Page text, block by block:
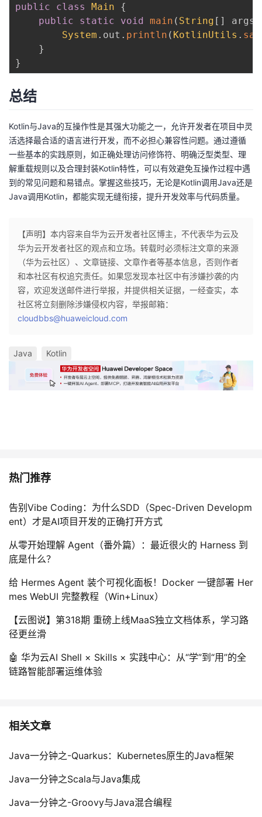
public
class Main
{
public
static void main ( String [ ] args
System . out . println ( KotlinUtils .
}
}
总结
Kotlin与Java的互操作性是其强大功能之一，允许开发者在项目中灵
活选择最合适的语言进行开发，而不必担心兼容性问题。通过遵循
一些基本的实践原则，如正确处理访问修饰符、明确泛型类型、理
解重载规则以及合理封装Kotlin特性，可以有效避免互操作过程中遇
到的常见问题和易错点。掌握这些技巧，无论是Kotlin调用Java还是
Java调用Kotlin，都能实现无缝衔接，提升开发效率与代码质量。
【声明】本内容来自华为云开发者社区博主，不代表华为云及
华为云开发者社区的观点和立场。转载时必须标注文章的来源
（华为云社区）、文章链接、文章作者等基本信息，否则作者
和本社区有权追究责任。如果您发现本社区中有涉嫌抄袭的内
容，欢迎发送邮件进行举报，并提供相关证据，一经查实，本
社区将立刻删除涉嫌侵权内容，举报邮箱：
cloudbbs@huaweicloud.com
Java Kotlin
热门推荐
告别Vibe Coding：为什么SDD（Spec-Driven Developm
ent）才是AI项目开发的正确打开方式
从零开始理解 Agent（番外篇）：最近很火的 Harness 到
底是什么？
给 Hermes Agent 装个可视化面板！Docker 一键部署 Her
mes WebUI 完整教程（Win+Linux）
【云图说】第318期 重磅上线MaaS独立文档体系，学习路
径更丝滑
🤖 华为云AI Shell × Skills × 实践中心：从“学”到“用”的全
链路智能部署运维体验
相关文章
Java一分钟之-Quarkus：Kubernetes原生的Java框架
Java一分钟之Scala与Java集成
Java一分钟之-Groovy与Java混合编程